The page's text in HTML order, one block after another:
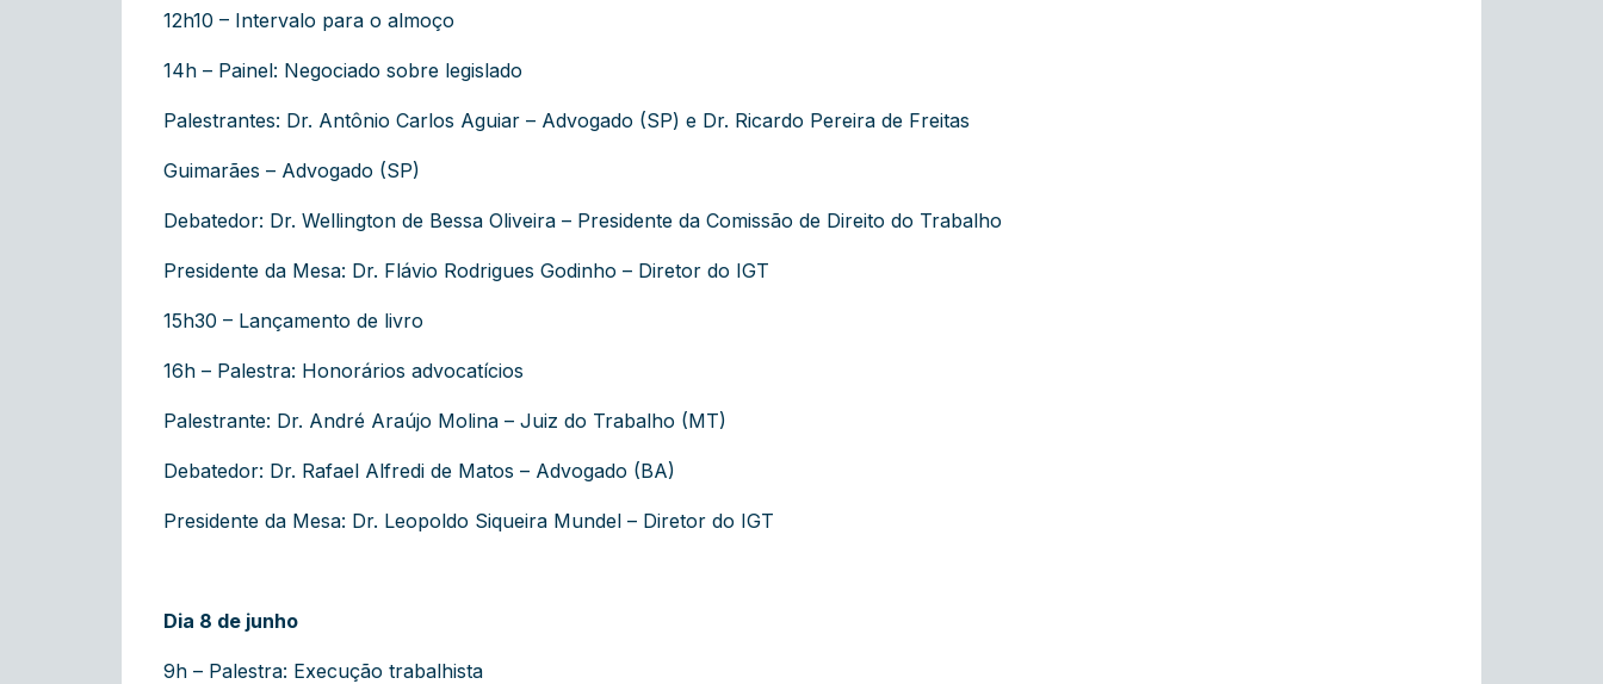
12h10 – Intervalo para o almoço
14h – Painel: Negociado sobre legislado
Palestrantes: Dr. Antônio Carlos Aguiar – Advogado (SP) e Dr. Ricardo Pereira de Freitas
Guimarães – Advogado (SP)
Debatedor: Dr. Wellington de Bessa Oliveira – Presidente da Comissão de Direito do Trabalho
Presidente da Mesa: Dr. Flávio Rodrigues Godinho – Diretor do IGT
15h30 – Lançamento de livro
16h – Palestra: Honorários advocatícios
Palestrante: Dr. André Araújo Molina – Juiz do Trabalho (MT)
Debatedor: Dr. Rafael Alfredi de Matos – Advogado (BA)
Presidente da Mesa: Dr. Leopoldo Siqueira Mundel – Diretor do IGT
Dia 8 de junho
9h – Palestra: Execução trabalhista